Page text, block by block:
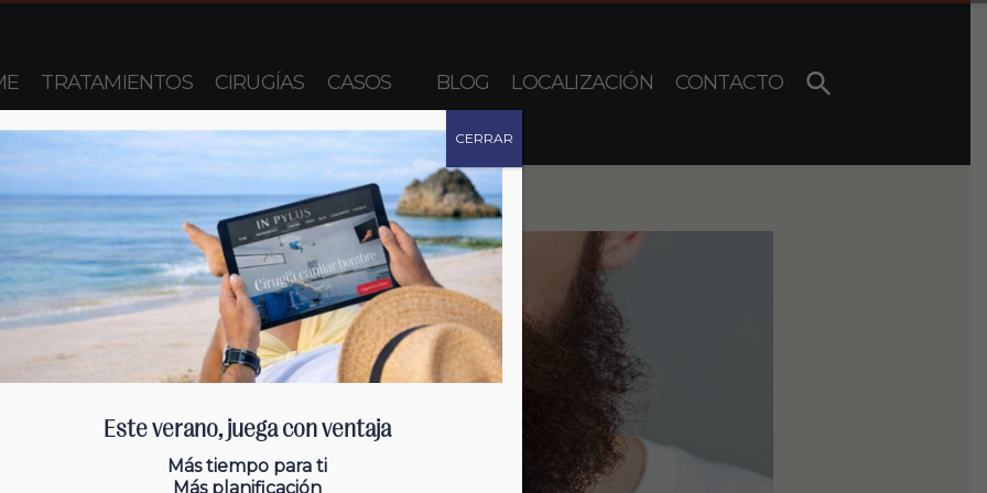
TRATAMIENTOS CIRUGÍAS CASOS BLOG LOCALIZACIÓN CONTACTO
Este verano, juega con ventaja
Más tiempo para ti
Más planificación
CERRAR